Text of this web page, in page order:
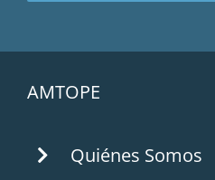
AMTOPE
Quiénes Somos